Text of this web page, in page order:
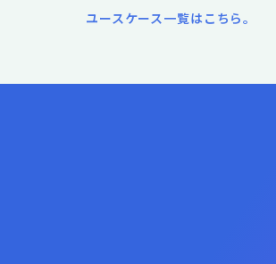
ユースケース一覧はこちら。